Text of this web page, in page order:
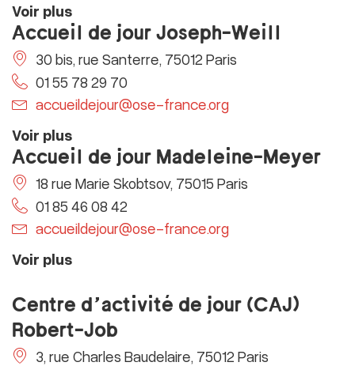
Voir plus
Accueil de jour Joseph-Weill
30 bis, rue Santerre, 75012 Paris
01 55 78 29 70
accueildejour@ose-france.org
Voir plus
Accueil de jour Madeleine-Meyer
18 rue Marie Skobtsov, 75015 Paris
01 85 46 08 42
accueildejour@ose-france.org
Voir plus
Centre d’activité de jour (CAJ)
Robert-Job
3, rue Charles Baudelaire, 75012 Paris